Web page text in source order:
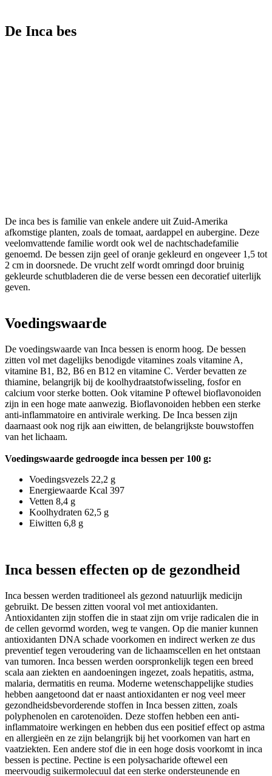
De Inca bes
De inca bes is familie van enkele andere uit Zuid-Amerika
afkomstige planten, zoals de tomaat, aardappel en aubergine. Deze
veelomvattende familie wordt ook wel de nachtschadefamilie
genoemd. De bessen zijn geel of oranje gekleurd en ongeveer 1,5 tot
2 cm in doorsnede. De vrucht zelf wordt omringd door bruinig
gekleurde schutbladeren die de verse bessen een decoratief uiterlijk
geven.
Voedingswaarde
De voedingswaarde van Inca bessen is enorm hoog. De bessen
zitten vol met dagelijks benodigde vitamines zoals vitamine A,
vitamine B1, B2, B6 en B12 en vitamine C. Verder bevatten ze
thiamine, belangrijk bij de koolhydraatstofwisseling, fosfor en
calcium voor sterke botten. Ook vitamine P oftewel bioflavonoiden
zijn in een hoge mate aanwezig. Bioflavonoiden hebben een sterke
anti-inflammatoire en antivirale werking. De Inca bessen zijn
daarnaast ook nog rijk aan eiwitten, de belangrijkste bouwstoffen
van het lichaam.
Voedingswaarde gedroogde inca bessen per 100 g:
Voedingsvezels 22,2 g
Energiewaarde Kcal 397
Vetten 8,4 g
Koolhydraten 62,5 g
Eiwitten 6,8 g
Inca bessen effecten op de gezondheid
Inca bessen werden traditioneel als gezond natuurlijk medicijn
gebruikt. De bessen zitten vooral vol met antioxidanten.
Antioxidanten zijn stoffen die in staat zijn om vrije radicalen die in
de cellen gevormd worden, weg te vangen. Op die manier kunnen
antioxidanten DNA schade voorkomen en indirect werken ze dus
preventief tegen veroudering van de lichaamscellen en het ontstaan
van tumoren. Inca bessen werden oorspronkelijk tegen een breed
scala aan ziekten en aandoeningen ingezet, zoals hepatitis, astma,
malaria, dermatitis en reuma. Moderne wetenschappelijke studies
hebben aangetoond dat er naast antioxidanten er nog veel meer
gezondheidsbevorderende stoffen in Inca bessen zitten, zoals
polyphenolen en carotenoïden. Deze stoffen hebben een anti-
inflammatoire werkingen en hebben dus een positief effect op astma
en allergieën en ze zijn belangrijk bij het voorkomen van hart en
vaatziekten. Een andere stof die in een hoge dosis voorkomt in inca
bessen is pectine. Pectine is een polysacharide oftewel een
meervoudig suikermolecuul dat een sterke ondersteunende en